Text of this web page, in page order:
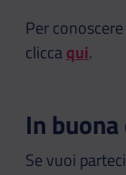
Per
cliccaqui.
In
Se vuoi